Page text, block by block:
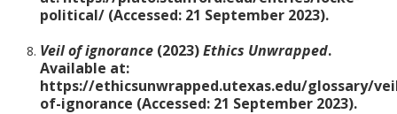
political/ (Accessed: 21 September 2023).
Veil of ignorance (2023)Ethics Unwrapped.
Available at:
https://ethicsunwrapped.utexas.edu/glossary/
of-ignorance (Accessed: 21 September 2023).